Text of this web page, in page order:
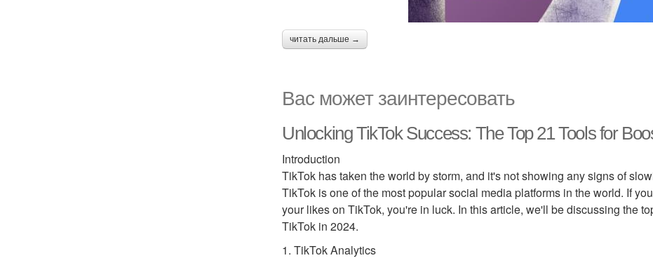
читать дальше →
Вас может заинтересовать
Unlocking TikTok Success: The Top 21 Tools for
Introduction
TikTok has taken the world by storm, and it's not showing any signs of
TikTok is one of the most popular social media platforms in the world. If
your likes on TikTok, you're in luck. In this article, we'll be discussing the
TikTok in 2024.
1. TikTok Analytics